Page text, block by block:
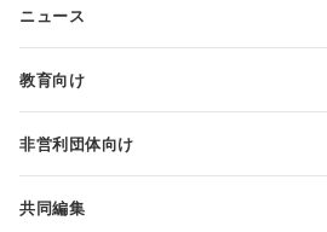
スプレッドシートの変換
PDFの変換
ニュース
教育向け
教育関係者向け
非営利団体向け
無料アカウントをリクエスト
共同編集